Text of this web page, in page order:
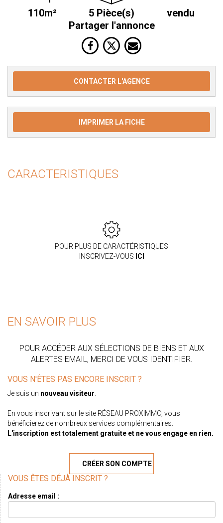
110m² 5 Pièce(s)
vendu
Partager l'annonce
CONTACTER L'AGENCE
IMPRIMER LA FICHE
CARACTERISTIQUES
POUR PLUS DE CARACTÉRISTIQUES
INSCRIVEZ-VOUS ICI
EN SAVOIR PLUS
POUR ACCÉDER AUX SÉLECTIONS DE BIENS ET AUX
ALERTES EMAIL, MERCI DE VOUS IDENTIFIER.
VOUS N'ÊTES PAS ENCORE INSCRIT ?
Je suis un nouveau visiteur.
En vous inscrivant sur le site RÉSEAU PROXIMMO, vous
bénéficierez de nombreux services complémentaires.
L'inscription est totalement gratuite et ne vous engage en rien.
CRÉER SON COMPTE
VOUS ÊTES DÉJÀ INSCRIT ?
Adresse email :